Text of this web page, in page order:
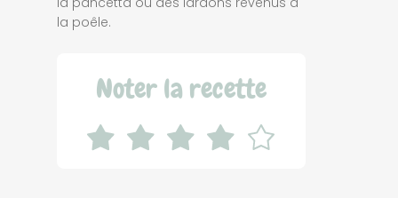
la poêle.
Noter la recette